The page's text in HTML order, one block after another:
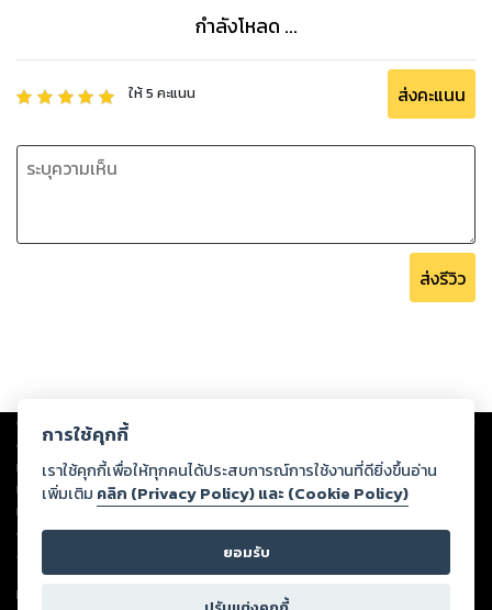
กำลังโหลด ...
ให้5 คะแนน ส่งคะแนน
ส่งรีวิว
Copyright © 2026
ต่อผลงานหรือเนื้อหาใดที่อัปโหลดผ่านเว็บไซต์และปรากฏว่าละเมิดสิทธิใน
ทรัพย์สินทางปัญญาของบุคคลอื่นหรือขัดต่อกฎหมายและศีลธรรม ดังนั้น ผู้อ่าน
ทุกท่านโปรดใช้วิจารณญาณในการกลั่นกรองด้วยตนเอง และหากท่านพบว่าส่วน
หนึ่งส่วนใดขัดต่อกฎหมายและศีลธรรม กรุณาแจ้งมายังบริษัท เพื่อทีมงานจะได้
ดำเนินการในทันที ทั้งนี้ ทางสตอรี่ล็อกขอสงวนลิขสิทธิ์ตามพระราชบัญญัติ
ลิขสิทธิ์ พ.ศ. 2537 (ฉบับล่าสุด)
For support: member@ookbee.com
การใช้คุกกี้
เราใช้คุกกี้เพื่อให้ทุกคนได้ประสบการณ์การใช้งานที่ดียิ่งขึ้นอ่าน
เพิ่มเติม คลิก (Privacy Policy) และ (Cookie Policy)
ยอมรับ